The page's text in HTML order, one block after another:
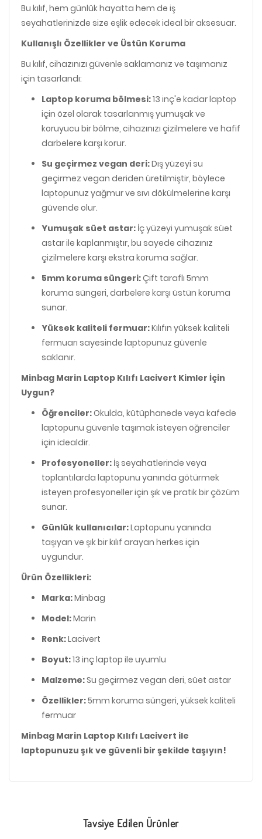
Bu kılıf, hem günlük hayatta hem de iş
seyahatlerinizde size eşlik edecek ideal bir aksesuar.
Kullanışlı Özellikler ve Üstün Koruma
Bu kılıf, cihazınızı güvenle saklamanız ve taşımanız
için tasarlandı:
Laptop koruma bölmesi:13 inç'e kadar laptop
için özel olarak tasarlanmış yumuşak ve
koruyucu bir bölme, cihazınızı çizilmelere ve hafif
darbelere karşı korur.
Su geçirmez vegan deri:Dış yüzeyi su
geçirmez vegan deriden üretilmiştir, böylece
laptopunuz yağmur ve sıvı dökülmelerine karşı
güvende olur.
Yumuşak süet astar: İç yüzeyi yumuşak süet
astar ile kaplanmıştır, bu sayede cihazınız
çizilmelere karşı ekstra koruma sağlar.
5mm koruma süngeri:Çift taraflı 5mm
koruma süngeri, darbelere karşı üstün koruma
sunar.
Yüksek kaliteli fermuar:Kılıfın yüksek kaliteli
fermuarı sayesinde laptopunuz güvenle
saklanır.
Minbag Marin Laptop Kılıfı Lacivert Kimler İçin
Uygun?
Öğrenciler:Okulda, kütüphanede veya kafede
laptopunu güvenle taşımak isteyen öğrenciler
için idealdir.
Profesyoneller: İş seyahatlerinde veya
toplantılarda laptopunu yanında götürmek
isteyen profesyoneller için şık ve pratik bir çözüm
sunar.
Günlük kullanıcılar:Laptopunu yanında
taşıyan ve şık bir kılıf arayan herkes için
uygundur.
Ürün Özellikleri:
Marka:Minbag
Model:Marin
Renk:Lacivert
Boyut:13 inç laptop ile uyumlu
Malzeme:Su geçirmez vegan deri, süet astar
Özellikler:5mm koruma süngeri, yüksek kaliteli
fermuar
Minbag Marin Laptop Kılıfı Lacivert ile
laptopunuzu şık ve güvenli bir şekilde taşıyın!
Tavsiye Edilen Ürünler